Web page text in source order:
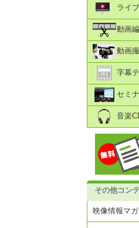
ライ
動画
動画
字幕
セミ
音楽
その他コン
映像情報マ